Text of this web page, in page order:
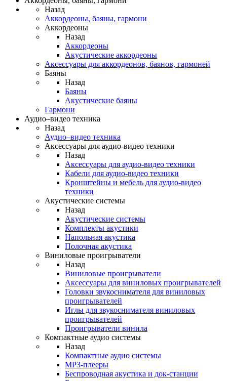
Назад
Аккордеоны, баяны, гармони
Аккордеоны
Назад
Аккордеоны
Акустические аккордеоны
Аксессуары для аккордеонов, баянов, гармоней
Баяны
Назад
Баяны
Акустические баяны
Гармони
Аудио–видео техника
Назад
Аудио–видео техника
Аксессуары для аудио-видео техники
Назад
Аксессуары для аудио-видео техники
Кабели для аудио-видео техники
Кронштейны и мебель для аудио-видео
техники
Акустические системы
Назад
Акустические системы
Комплекты акустики
Напольная акустика
Полочная акустика
Виниловые проигрыватели
Назад
Виниловые проигрыватели
Аксессуары для виниловых проигрывателей
Головки звукоснимателя для виниловых
проигрывателей
Иглы для звукоснимателя виниловых
проигрывателей
Проигрыватели винила
Компактные аудио системы
Назад
Компактные аудио системы
MP3-плееры
Беспроводная акустика и док-станции